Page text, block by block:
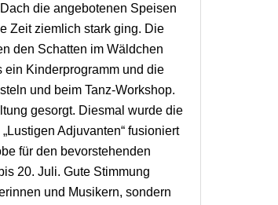
die angebotenen Speisen
Zeit ziemlich stark ging. Die
den Schatten im Wäldchen
ein Kinderprogramm und die
und beim Tanz-Workshop.
gesorgt. Diesmal wurde die
Adjuvanten“ fusioniert
für den bevorstehenden
20. Juli. Gute Stimmung
und Musikern, sondern